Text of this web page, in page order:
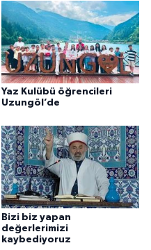
Yaz Kulübü öğrencileri
Uzungöl’de
Bizi biz yapan
değerlerimizi
kaybediyoruz